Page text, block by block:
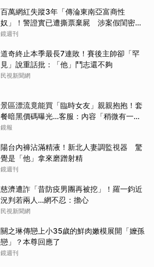
百萬網紅失蹤3年「傳淪東南亞富商性
奴」！警證實已遭撕票棄屍 涉案假閨密近
況曝光
鏡週刊
道奇終止本季最長7連敗！賽後主帥卻「罕
見」說重話批：「他」鬥志還不夠
民視新聞網
景區漂流竟能買「臨時女友」親親抱抱！套
餐暗黑價碼曝光…客服：內容「稍微有一點
尺度」
鏡報
陽台內褲沾滿精液！新北人妻調監視器 驚
覺是「他」拿來磨蹭射精
鏡週刊
慈濟遭詐「昔防疫男團再被挖」！羅一鈞近
況判若兩人…網不忍：擔心
民視新聞網
關之琳傳戀上小35歲的鮮肉嫩模展開「嬤孫
戀」？本尊回應了
鏡週刊